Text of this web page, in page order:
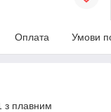
Оплата Умови
з плавним